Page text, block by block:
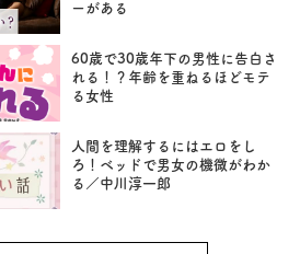
ーがある
60歳で30歳年下の男性に告白さ
れる！？年齢を重ねるほどモテ
る女性
人間を理解するにはエロをし
ろ！ベッドで男女の機微がわか
る／中川淳一郎